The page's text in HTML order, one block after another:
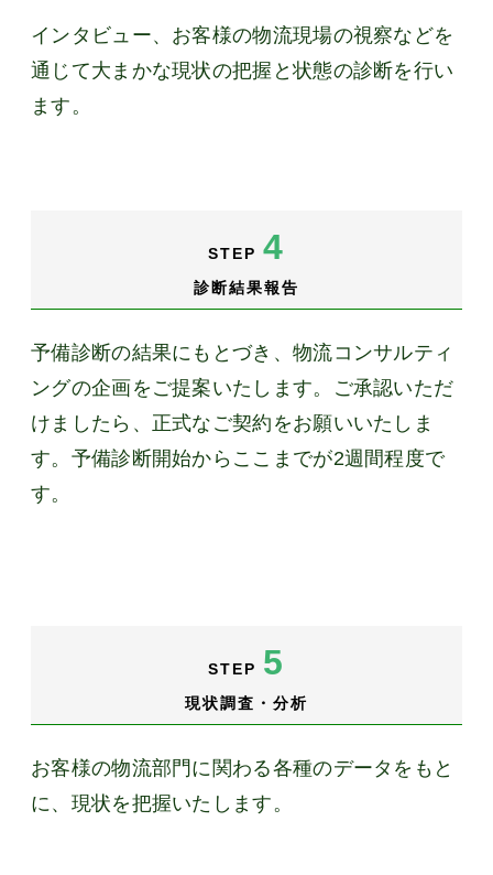
インタビュー、お客様の物流現場の視察などを
通じて大まかな現状の把握と状態の診断を行い
ます。
STEP 4
診断結果報告
予備診断の結果にもとづき、物流コンサルティ
ングの企画をご提案いたします。ご承認いただ
けましたら、正式なご契約をお願いいたしま
す。予備診断開始からここまでが2週間程度で
す。
STEP 5
現状調査・分析
お客様の物流部門に関わる各種のデータをもと
に、現状を把握いたします。